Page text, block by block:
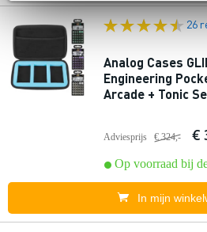
26
Analog Cases
Engineering
Arcade + Tonic
Adviesprijs € 324,- €
Op voorraad bij
In mijn